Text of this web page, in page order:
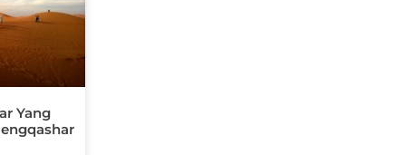
Yang